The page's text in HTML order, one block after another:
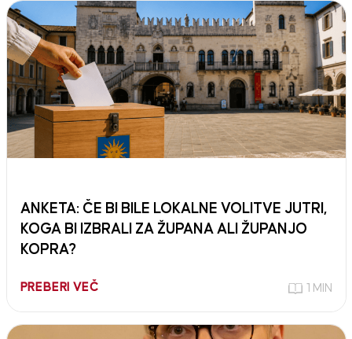
ANKETA: ČE BI BILE LOKALNE VOLITVE JUTRI,
KOGA BI IZBRALI ZA ŽUPANA ALI ŽUPANJO
KOPRA?
PREBERI VEČ 1 MIN